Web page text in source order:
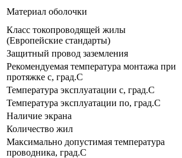
Материал оболочки
Класс токопроводящей жилы
(Европейские стандарты)
Защитный провод заземления
Рекомендуемая температура монтажа при
протяжке с, град.C
Температура эксплуатации с, град.C
Температура эксплуатации по, град.C
Наличие экрана
Количество жил
Максимально допустимая температура
проводника, град.C